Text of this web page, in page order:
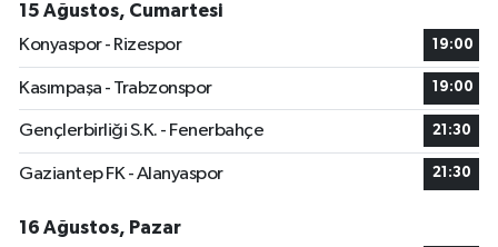
15 Ağustos, Cumartesi
Konyaspor - Rizespor
19:00
Kasımpaşa - Trabzonspor 19:00
Gençlerbirliği S.K. - Fenerbahçe 21:30
Gaziantep FK - Alanyaspor 21:30
16 Ağustos, Pazar